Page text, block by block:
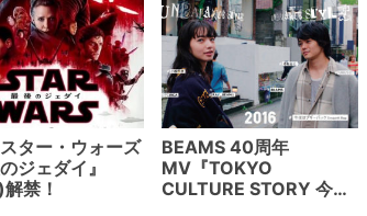
ター・ウォーズ
ジェダイ』
禁！
BEAMS 40周年
MV『TOKYO
CULTURE STORY 今夜